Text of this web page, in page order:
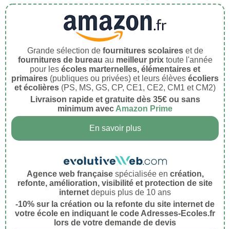
Grande sélection de fournitures scolaireset de
fournitures de bureau au meilleur prixtoute l'année
pour les écoles marternelles, élémentaires et
primaires (publiques ou privées) et leurs élèves écoliers
et écolières (PS, MS, GS, CP, CE1, CE2, CM1 et CM2)
Livraison rapide et gratuite dès 35€ ou sans
minimum avec Amazon Prime
En savoir plus
Agence web françaisespécialisée en création,
refonte, amélioration, visibilité et protection de site
internet depuis plus de 10 ans
-10% sur la création ou la refonte du site internet de
votre école en indiquant le code Adresses-Ecoles.fr
lors de votre demande de devis